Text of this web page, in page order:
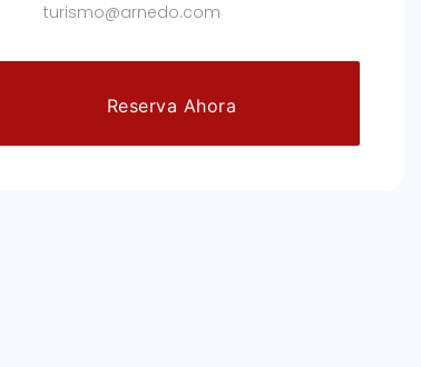
turismo@arnedo.com
Reserva Ahora